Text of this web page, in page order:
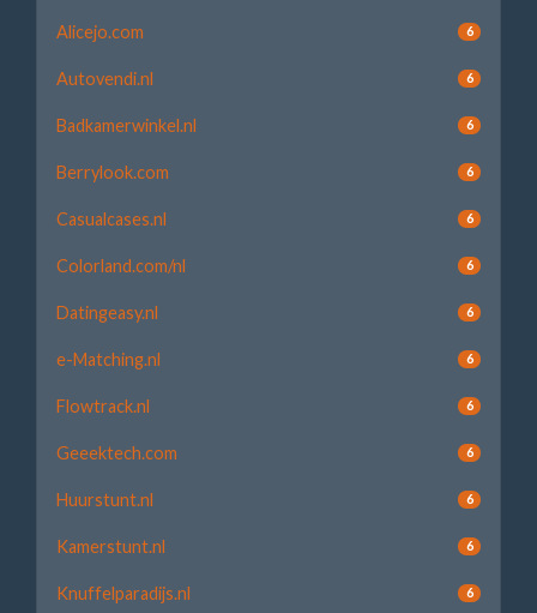
Alicejo.com 6
Autovendi.nl 6
Badkamerwinkel.nl 6
Berrylook.com 6
Casualcases.nl 6
Colorland.com/nl 6
Datingeasy.nl 6
e-Matching.nl 6
Flowtrack.nl 6
Geeektech.com 6
Huurstunt.nl 6
Kamerstunt.nl 6
Knuffelparadijs.nl 6